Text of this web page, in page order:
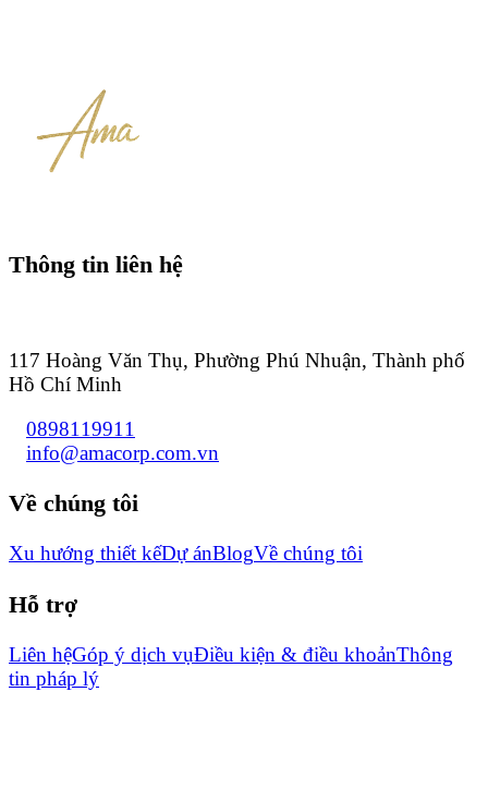
Thông tin liên hệ
117 Hoàng Văn Thụ, Phường Phú Nhuận, Thành phố
Hồ Chí Minh
0898119911
info@amacorp.com.vn
Về chúng tôi
Xu hướng thiết kếDự ánBlogVề chúng tôi
Hỗ trợ
Liên hệGóp ý dịch vụĐiều kiện & điều khoảnThông
tin pháp lý